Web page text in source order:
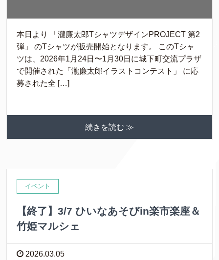
本日より 「瀧廉太郎TシャツデザインPROJECT 第2
弾」 のTシャツが販売開始となります。 このTシャ
ツは、2026年1月24日〜1月30日に城下町交流プラザ
で開催された「瀧廉太郎イラストコンテスト」 に応
募された全 […]
続きを読む ≫
イベント
【終了】3/7 ひいなあそびin楽市楽座＆
竹姫マルシェ
2026.03.05